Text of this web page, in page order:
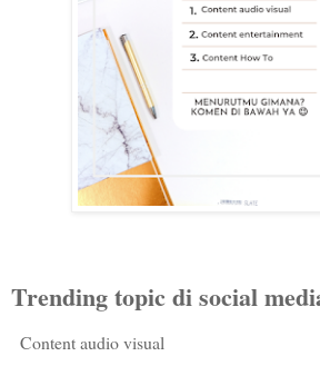
Trending topic di social
Content audio visual